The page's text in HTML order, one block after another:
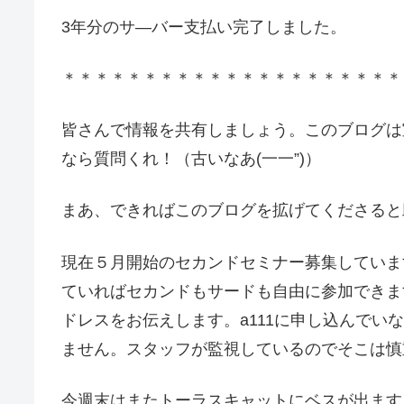
3年分のサ―バー支払い完了しました。
＊＊＊＊＊＊＊＊＊＊＊＊＊＊＊＊＊＊＊＊
皆さんで情報を共有しましょう。このブログ
なら質問くれ！（古いなあ(一一”)）
まあ、できればこのブログを拡げてくださる
現在５月開始のセカンドセミナー募集してい
ていればセカンドもサードも自由に参加でき
ドレスをお伝えします。a111に申し込んでい
ません。スタッフが監視しているのでそこは
今週末はまたトーラスキャットにベスが出ま